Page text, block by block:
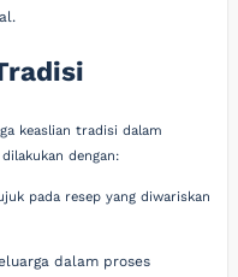
keaslian tradisi dalam
dengan:
pada resep yang diwariskan
dalam proses